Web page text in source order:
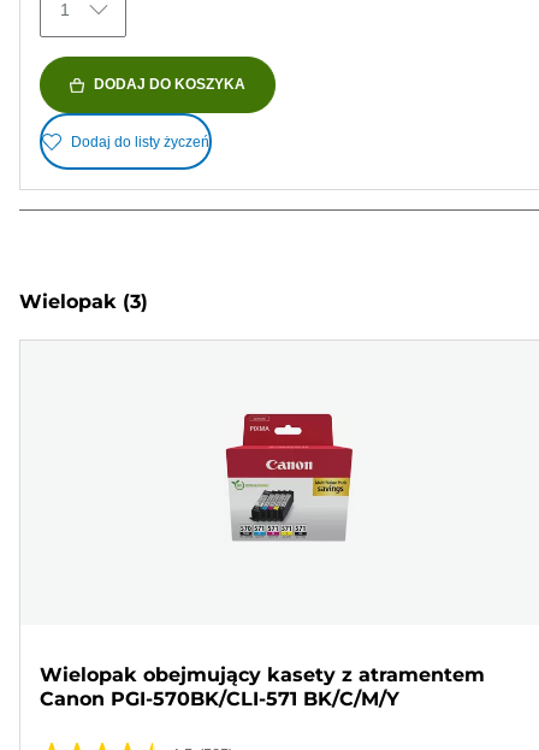
1
DODAJ DO KOSZYKA
Dodaj do listy życzeń
Wielopak (3)
Wielopak obejmujący kasety z atramentem
Canon PGI-570BK/CLI-571 BK/C/M/Y